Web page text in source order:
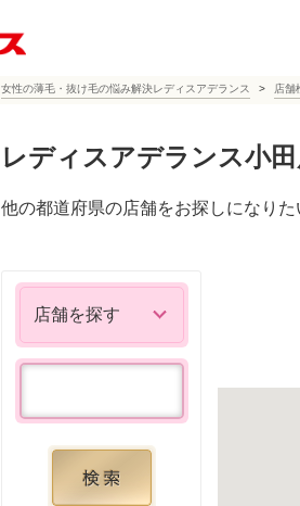
女性の薄毛・抜け毛の悩み解決レディスアデランス 店舗
レディスアデランス小
他の都道府県の店舗をお探しになり
店舗を探す